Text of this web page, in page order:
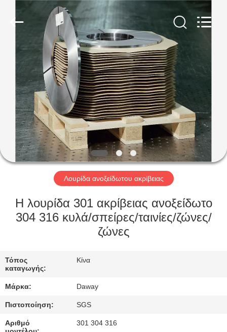
ΣΠΊΤΙ
ΠΡΟΪΌΝΤΑ
ΒΊΝΤΕΟ
ΠΕΡΊΠΟΥ
ΕΜΕΊΣ
ΓΎΡΟΣ
ΕΡΓΟΣΤΑΣΊΩΝ
ΈΛΕΓΧΟΣ
ΜΑΣ
ΕΛΆΤΕ
ΣΕ
Λουρίδα ανοξείδωτου ακρίβειας
Η λουρίδα 301 ακρίβειας ανοξείδωτο
304 316 κυλά/σπείρες/ταινίες/ζώνες/
ζώνες
Τόπος
καταγωγής:
Κίνα
Μάρκα: Daway
Πιστοποίηση: SGS
Αριθμό
301 304 316